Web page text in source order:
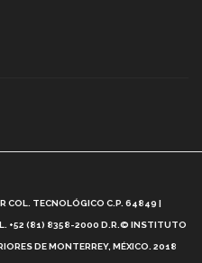
Educativo Tec? (video)
COL. TECNOLÓGICO C.P. 64849 |
+52 (81) 8358-2000 D.R.© INSTITUTO
DE MONTERREY, MÉXICO. 2018